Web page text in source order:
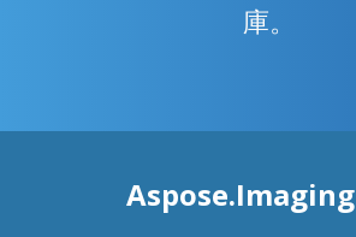
庫。
Aspose.Imaging